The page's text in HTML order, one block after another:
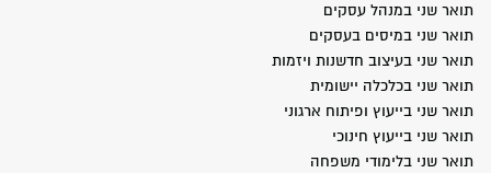
תואר שני במנהל עסקים
תואר שני במיסים בעסקים
תואר שני בעיצוב חדשנות ויזמות
תואר שני בכלכלה יישומית
תואר שני בייעוץ ופיתוח ארגוני
תואר שני בייעוץ חינוכי
תואר שני בלימודי משפחה